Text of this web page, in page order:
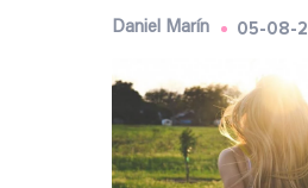
Daniel Marín 05-08-